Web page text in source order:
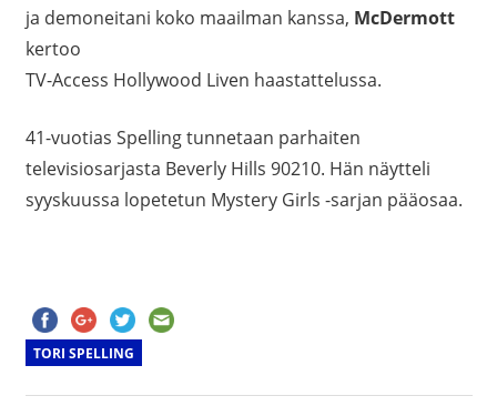
ja demoneitani koko maailman kanssa, McDermott
kertoo
TV-Access Hollywood Liven haastattelussa.
41-vuotias Spelling tunnetaan parhaiten
televisiosarjasta Beverly Hills 90210. Hän näytteli
syyskuussa lopetetun Mystery Girls -sarjan pääosaa.
TORI SPELLING